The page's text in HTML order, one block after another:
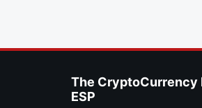
The CryptoCurrency
ESP